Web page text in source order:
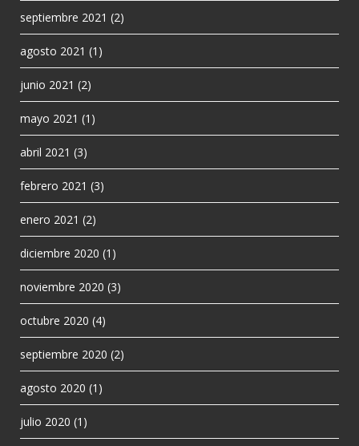
septiembre 2021 (2)
agosto 2021 (1)
junio 2021 (2)
mayo 2021 (1)
abril 2021 (3)
febrero 2021 (3)
enero 2021 (2)
diciembre 2020 (1)
noviembre 2020 (3)
octubre 2020 (4)
septiembre 2020 (2)
agosto 2020 (1)
julio 2020 (1)